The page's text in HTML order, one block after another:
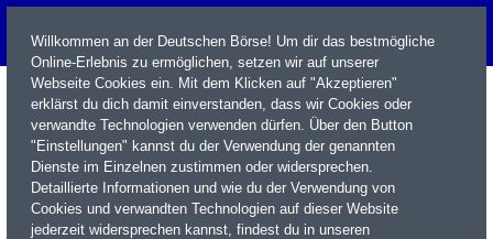
Name / WKN / ISIN / Kürzel
Willkommen an der Deutschen Börse! Um dir das bestmögliche
Online-Erlebnis zu ermöglichen, setzen wir auf unserer
Webseite Cookies ein. Mit dem Klicken auf "Akzeptieren"
erklärst du dich damit einverstanden, dass wir Cookies oder
verwandte Technologien verwenden dürfen. Über den Button
"Einstellungen" kannst du der Verwendung der genannten
Dienste im Einzelnen zustimmen oder widersprechen.
Detaillierte Informationen und wie du der Verwendung von
Cookies und verwandten Technologien auf dieser Website
jederzeit widersprechen kannst, findest du in unseren